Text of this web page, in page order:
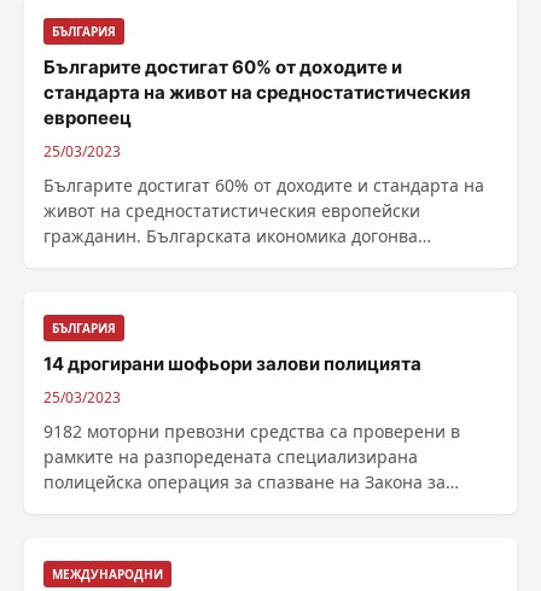
БЪЛГАРИЯ
Българите достигат 60% от доходите и
стандарта на живот на средностатистическия
европеец
25/03/2023
Българите достигат 60% от доходите и стандарта на
живот на средностатистическия европейски
гражданин. Българската икономика догонва
БЪЛГАРИЯ
14 дрогирани шофьори залови полицията
25/03/2023
9182 моторни превозни средства са проверени в
рамките на разпоредената специализирана
полицейска операция за спазване на Закона за
МЕЖДУНАРОДНИ